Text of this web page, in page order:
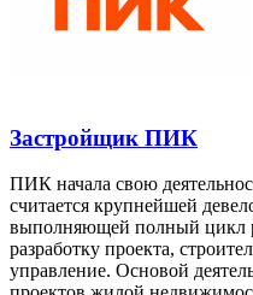
Застройщик ПИК
ПИК начала свою
считается крупнейшей
выполняющей полный цикл
разработку проекта,
управление. Основой